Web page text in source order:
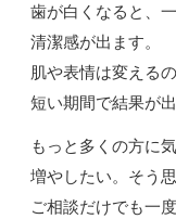
歯が白くなると、
清潔感が出ます。
肌や表情は変える
短い期間で結果が出
もっと多くの方に
増やしたい。そう
ご相談だけでも一